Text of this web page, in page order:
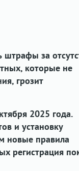
штрафы за
которые не
грозит
2025 года.
и установку
новые правила
регистрация